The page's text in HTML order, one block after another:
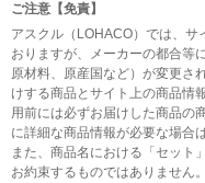
ご注意【免責】
アスクル（LOHACO）では、
おりますが、メーカーの都合等
原材料、原産国など）が変更さ
けする商品とサイト上の商品情
用前には必ずお届けした商品の
に詳細な商品情報が必要な場合
また、商品名における「セット
お約束するものではありません